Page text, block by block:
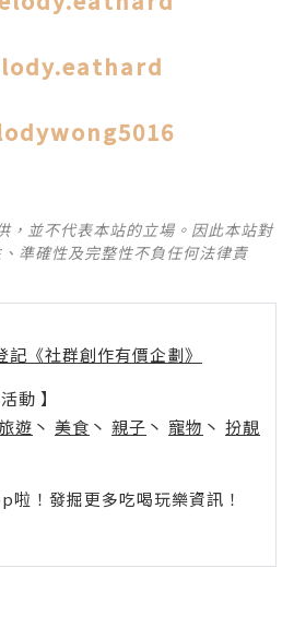
，並不代表本站的立場。因此本站對
準確性及完整性不負任何法律責
記《社群創作有價企劃》
動 】
遊 丶 美食 丶 親子 丶 寵物 丶 扮靚
！發掘更多吃喝玩樂資訊！